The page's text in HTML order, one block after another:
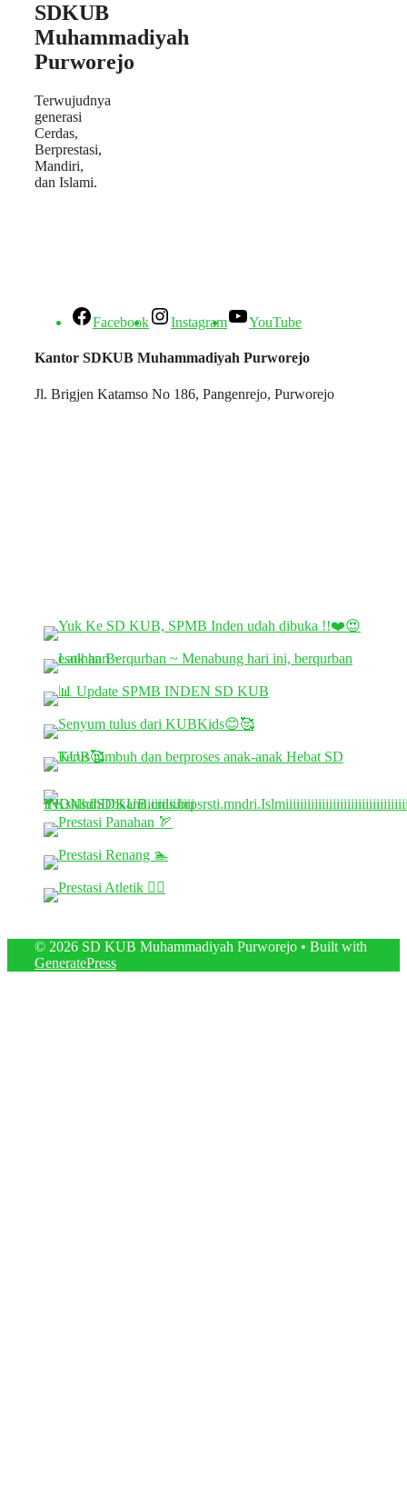
SDKUB
Muhammadiyah
Purworejo
Terwujudnya
generasi
Cerdas,
Berprestasi,
Mandiri,
dan Islami.
Facebook Instagram YouTube
Kantor SDKUB Muhammadiyah Purworejo
Jl. Brigjen Katamso No 186, Pangenrejo, Purworejo
© 2026 SD KUB Muhammadiyah Purworejo • Built with
GeneratePress